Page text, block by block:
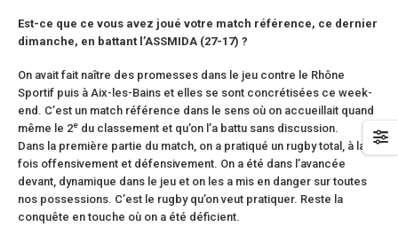
Est-ce que ce vous avez joué votre match référence, ce dernier
dimanche, en battant l’ASSMIDA (27-17) ?
On avait fait naître des promesses dans le jeu contre le Rhône
Sportif puis à Aix-les-Bains et elles se sont concrétisées ce week-
end. C’est un match référence dans le sens où on accueillait quand
même le 2e du classement et qu’on l’a battu sans discussion.
Dans la première partie du match, on a pratiqué un rugby total, à la
fois offensivement et défensivement. On a été dans l’avancée
devant, dynamique dans le jeu et on les a mis en danger sur toutes
nos possessions. C’est le rugby qu’on veut pratiquer. Reste la
conquête en touche où on a été déficient.